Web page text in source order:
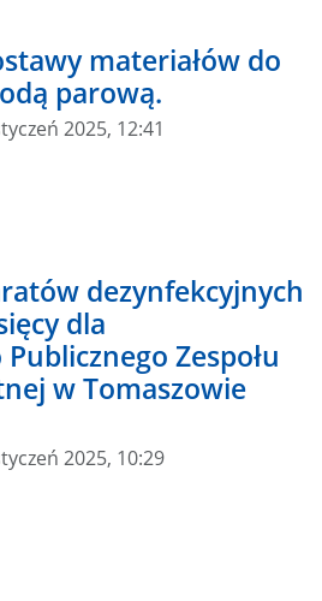
materiałów do
parową.
2025, 12:41
dezynfekcyjnych
dla
Zespołu
w Tomaszowie
2025, 10:29